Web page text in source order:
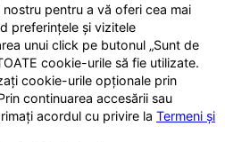
pentru a vă oferi cea mai
preferințele și vizitele
unui click pe butonul „Sunt de
cookie-urile să fie utilizate.
cookie-urile opționale prin
continuarea accesării sau
acordul cu privire la Termeni și